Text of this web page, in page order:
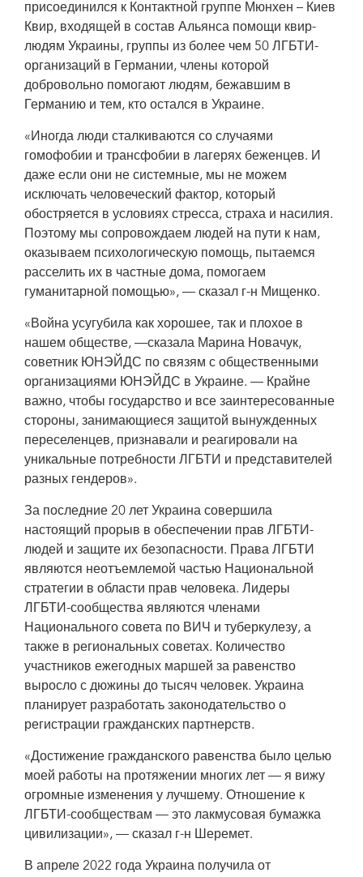
присоединился к Контактной группе Мюнхен – Киев
Квир, входящей в состав Альянса помощи квир-
людям Украины, группы из более чем 50 ЛГБТИ-
организаций в Германии, члены которой
добровольно помогают людям, бежавшим в
Германию и тем, кто остался в Украине.
«Иногда люди сталкиваются со случаями
гомофобии и трансфобии в лагерях беженцев. И
даже если они не системные, мы не можем
исключать человеческий фактор, который
обостряется в условиях стресса, страха и насилия.
Поэтому мы сопровождаем людей на пути к нам,
оказываем психологическую помощь, пытаемся
расселить их в частные дома, помогаем
гуманитарной помощью», — сказал г-н Мищенко.
«Война усугубила как хорошее, так и плохое в
нашем обществе, —сказала Марина Новачук,
советник ЮНЭЙДС по связям с общественными
организациями ЮНЭЙДС в Украине. — Крайне
важно, чтобы государство и все заинтересованные
стороны, занимающиеся защитой вынужденных
переселенцев, признавали и реагировали на
уникальные потребности ЛГБТИ и представителей
разных гендеров».
За последние 20 лет Украина совершила
настоящий прорыв в обеспечении прав ЛГБТИ-
людей и защите их безопасности. Права ЛГБТИ
являются неотъемлемой частью Национальной
стратегии в области прав человека. Лидеры
ЛГБТИ-сообщества являются членами
Национального совета по ВИЧ и туберкулезу, а
также в региональных советах. Количество
участников ежегодных маршей за равенство
выросло с дюжины до тысяч человек. Украина
планирует разработать законодательство о
регистрации гражданских партнерств.
«Достижение гражданского равенства было целью
моей работы на протяжении многих лет — я вижу
огромные изменения у лучшему. Отношение к
ЛГБТИ-сообществам — это лакмусовая бумажка
цивилизации», — сказал г-н Шеремет.
В апреле 2022 года Украина получила от